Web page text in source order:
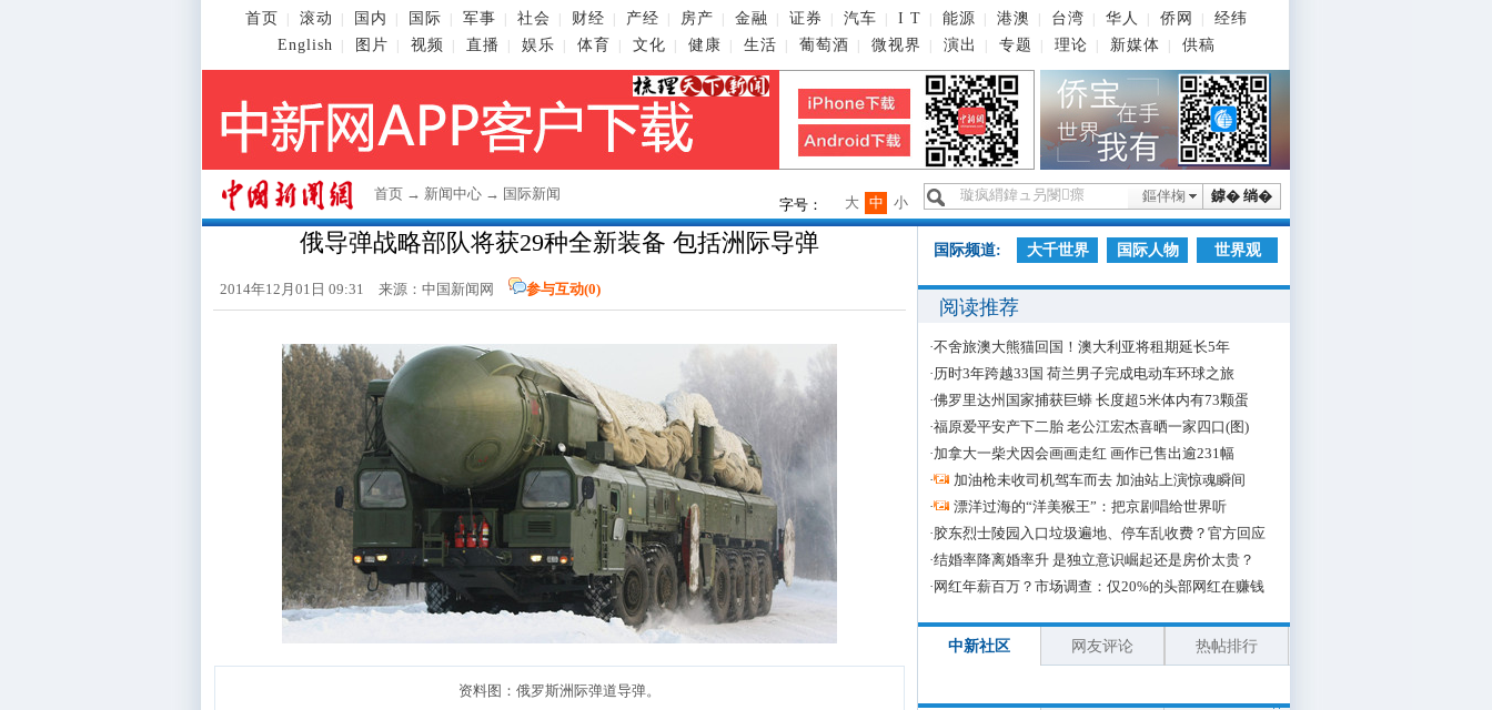
首页 滚动 国内 国际 军事 社会 财经 产经 房产 金融 证券 汽车 I T 能源 港澳 台湾 华人 侨网
经纬
English
图片 视频 直播 娱乐 体育 文化 健康 生活 葡萄酒 微视界 演出 专题 理论 新媒体 供稿
首页 → 新闻中心 → 国际新闻 鎼� 绱�
鏂伴椈
字号： 小
中
大
俄导弹战略部队将获29种全新装备 包括洲际导弹
2014年12月01日 09:31 来源： 中国新闻网 参与互动(0)
资料图：俄罗斯洲际弹道导弹。
国际频道: 大千世界 国际人物 世界观
阅读推荐
·不舍旅澳大熊猫回国！澳大利亚将租期延长5年
·历时3年跨越33国 荷兰男子完成电动车环球之旅
·佛罗里达州国家捕获巨蟒 长度超5米体内有73颗蛋
·福原爱平安产下二胎 老公江宏杰喜晒一家四口(图)
·加拿大一柴犬因会画画走红 画作已售出逾231幅
·
加油枪未收司机驾车而去 加油站上演惊魂瞬间
·
漂洋过海的“洋美猴王”：把京剧唱给世界听
·胶东烈士陵园入口垃圾遍地、停车乱收费？官方回应
·结婚率降离婚率升 是独立意识崛起还是房价太贵？
· 网红年薪百万？市场调查：仅20%的头部网红在赚钱
中新社区 网友评论 热帖排行